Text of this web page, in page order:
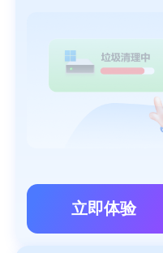
体，可以帮用户轻
件、清理聊天隐私
刻保持流畅如新。
立即体验